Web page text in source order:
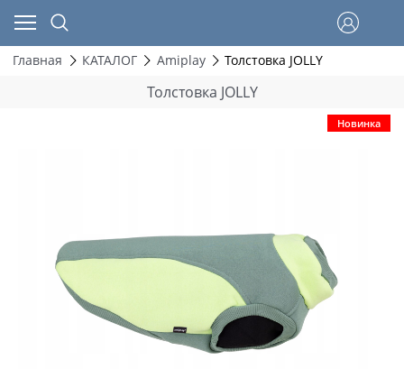
Главная КАТАЛОГ Amiplay Толстовка JOLLY
Толстовка JOLLY
Новинка